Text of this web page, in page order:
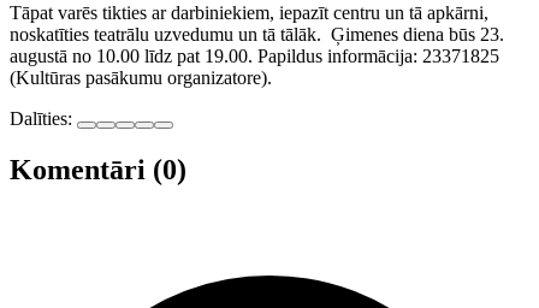
Tāpat varēs tikties ar darbiniekiem, iepazīt centru un tā apkārni,
noskatīties teatrālu uzvedumu un tā tālāk. Ģimenes diena būs 23.
augustā no 10.00 līdz pat 19.00. Papildus informācija: 23371825
(Kultūras pasākumu organizatore).
Dalīties:
Komentāri (0)